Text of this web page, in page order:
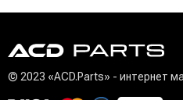
© 2023 «ACD.Parts» - интернет